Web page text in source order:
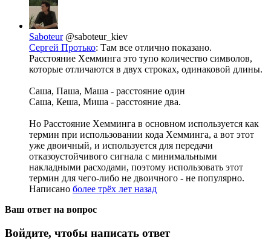
Saboteur @saboteur_kiev
Сергей Протько: Там все отлично показано.
Расстояние Хемминга это тупо количество символов,
которые отличаются в двух строках, одинаковой длины.
Саша, Паша, Маша - расстояние один
Саша, Кеша, Миша - расстояние два.
Но Расстояние Хемминга в основном используется как
термин при использовании кода Хемминга, а вот этот
уже двоичный, и используется для передачи
отказоустойчивого сигнала с минимальными
накладными расходами, поэтому использовать этот
термин для чего-либо не двоичного - не популярно.
Написано более трёх лет назад
Ваш ответ на вопрос
Войдите, чтобы написать ответ